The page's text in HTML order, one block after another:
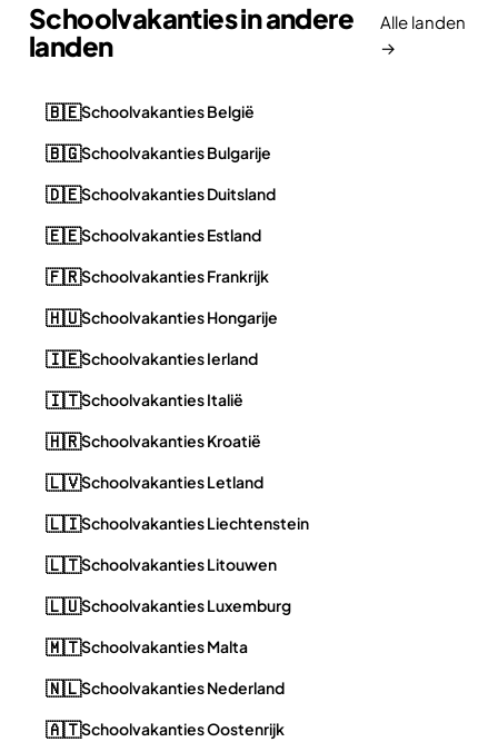
Schoolvakanties in andere
landen
Alle landen
→
🇧🇪Schoolvakanties België
🇧🇬Schoolvakanties Bulgarije
🇩🇪Schoolvakanties Duitsland
🇪🇪Schoolvakanties Estland
🇫🇷Schoolvakanties Frankrijk
🇭🇺Schoolvakanties Hongarije
🇮🇪Schoolvakanties Ierland
🇮🇹Schoolvakanties Italië
🇭🇷Schoolvakanties Kroatië
🇱🇻Schoolvakanties Letland
🇱🇮Schoolvakanties Liechtenstein
🇱🇹Schoolvakanties Litouwen
🇱🇺Schoolvakanties Luxemburg
🇲🇹Schoolvakanties Malta
🇳🇱Schoolvakanties Nederland
🇦🇹Schoolvakanties Oostenrijk